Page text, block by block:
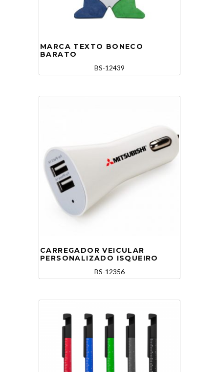
MARCA TEXTO BONECO
BARATO
BS-12439
CARREGADOR VEICULAR
PERSONALIZADO ISQUEIRO
BS-12356